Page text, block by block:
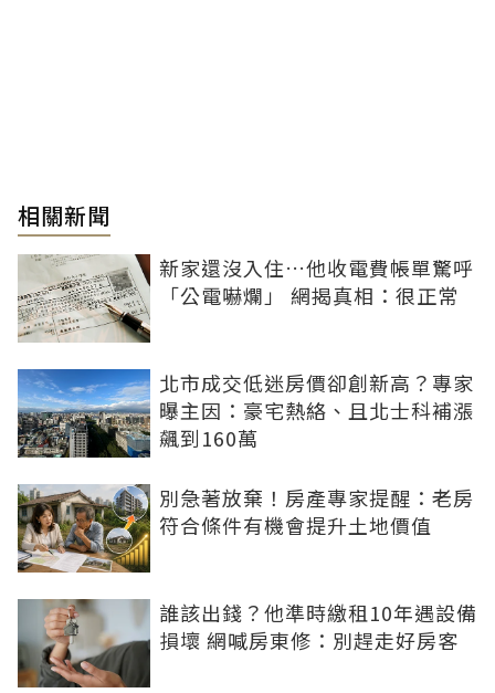
相關新聞
新家還沒入住…他收電費帳單驚呼
「公電嚇爛」 網揭真相：很正常
北市成交低迷房價卻創新高？專家
曝主因：豪宅熱絡、且北士科補漲
飆到160萬
別急著放棄！房產專家提醒：老房
符合條件有機會提升土地價值
誰該出錢？他準時繳租10年遇設備
損壞 網喊房東修：別趕走好房客